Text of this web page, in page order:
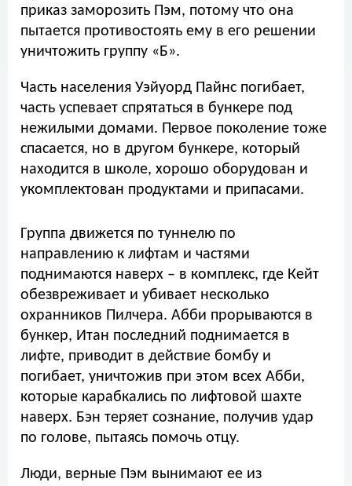
приказ заморозить Пэм, потому что она
пытается противостоять ему в его решении
уничтожить группу «Б».
Часть населения Уэйуорд Пайнс погибает,
часть успевает спрятаться в бункере под
нежилыми домами. Первое поколение тоже
спасается, но в другом бункере, который
находится в школе, хорошо оборудован и
укомплектован продуктами и припасами.
Группа движется по туннелю по
направлению к лифтам и частями
поднимаются наверх – в комплекс, где Кейт
обезвреживает и убивает несколько
охранников Пилчера. Абби прорываются в
бункер, Итан последний поднимается в
лифте, приводит в действие бомбу и
погибает, уничтожив при этом всех Абби,
которые карабкались по лифтовой шахте
наверх. Бэн теряет сознание, получив удар
по голове, пытаясь помочь отцу.
Люди, верные Пэм вынимают ее из